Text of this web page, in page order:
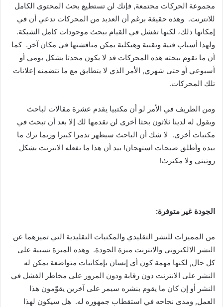
مجموعة الحركات مجتمعة, فإنك لن تستطيع بحث المحتوى الكامل
للانترنت. وهذه حقيقة برغم أن العديد من المحركات تدعي أن في
إمكانها ذلك، لكنها تفشل في القيام ببحث موجودات كامل الشبكة.
ولهذا أسباب فنية وتقنية وهيكلية يمكن مناقشتها في مكان آخر. كما
أن ما تقوم ببحثه هذه المحركات قد لا يكون محدثا بشكل يومي أو
أسبوعي أو حتى شهري, الأمر الذي لا يتطابق مع ما تتضمنه إعلانات
تلك المحركات.
ومن الطريف في الأمر لو أن مكتبيا يقدم عشرة مقالات لباحث
ويقول له لدينا ثلاثون بحثا أخرى لن نقدمها لك إلا بعد أن تبحث في
مكتبات أخرى. لا شك أن الباحث سيظهر تذمرا كبيرا وربما ترك ما
بيده وأطلق صيحات استهجان! بيد أن هذا ما تفعله الانترنت بشكل
روتيني ولا مكترث!
الجودة غير متوفرة:
من المميزات للنشر التقليدي والمكتبات التقليدية التي تميزهما عن
النشر الالكتروني والانترنت ميزة الجودة. وهذه الميزة نسبية على
كل حال, لكنها مهمة كون أي إنسان بإمكانيات متواضعة يمكن له
النشر على الانترنت دون رقابة ودون المرور على مخاطر الفشل في
النشر أو إن كان ما يقوم بنشره سيمر على آخرين يقوّمون هذا
العمل, ومدى نجاحه في استقطاب جمهوره له. هل سيكون لهذا